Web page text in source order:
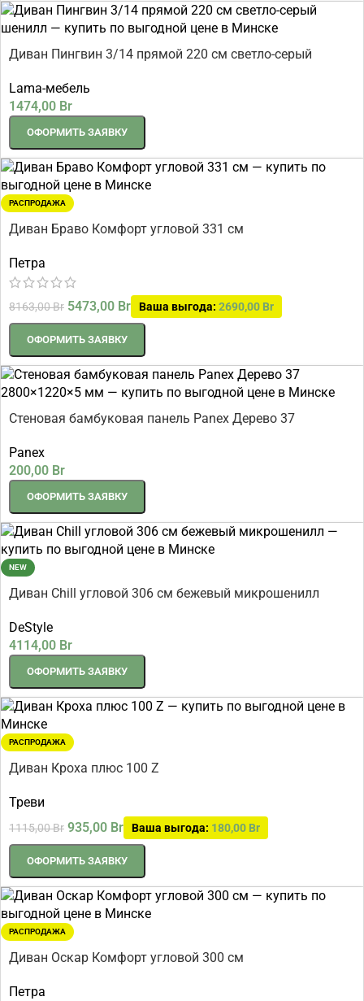
Диван Пингвин 3/14 прямой 220 см светло-серый
Lama-мебель
1474,00 Br
ОФОРМИТЬ ЗАЯВКУ
РАСПРОДАЖА
Диван Браво Комфорт угловой 331 см
Петра
8163,00Br 5473,00 Br Ваша выгода: 2690,00 Br
ОФОРМИТЬ ЗАЯВКУ
Стеновая бамбуковая панель Panex Дерево 37
Panex
200,00 Br
ОФОРМИТЬ ЗАЯВКУ
NEW
Диван Chill угловой 306 см бежевый микрошенилл
DeStyle
4114,00 Br
ОФОРМИТЬ ЗАЯВКУ
РАСПРОДАЖА
Диван Кроха плюс 100 Z
Треви
1115,00Br 935,00 Br Ваша выгода: 180,00 Br
ОФОРМИТЬ ЗАЯВКУ
РАСПРОДАЖА
Диван Оскар Комфорт угловой 300 см
Петра